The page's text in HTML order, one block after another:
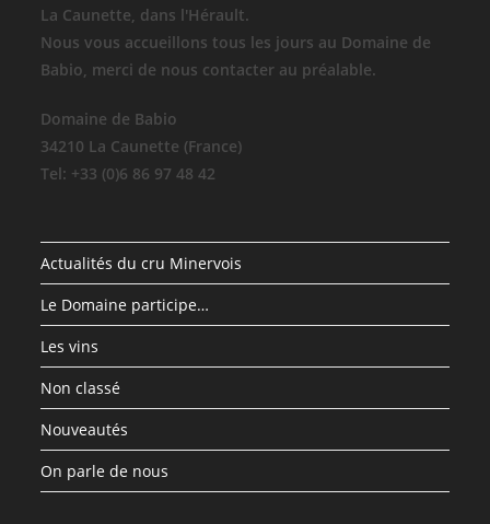
La Caunette, dans l'Hérault.
Nous vous accueillons tous les jours au Domaine de
Babio, merci de nous contacter au préalable.
Domaine de Babio
34210 La Caunette (France)
Tel: +33 (0)6 86 97 48 42
Actualités du cru Minervois
Le Domaine participe…
Les vins
Non classé
Nouveautés
On parle de nous